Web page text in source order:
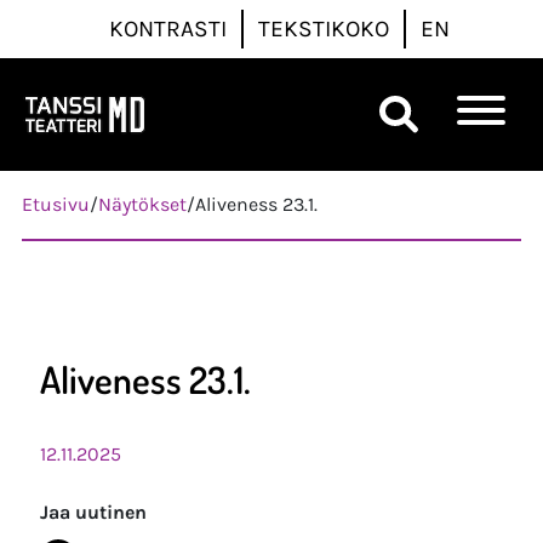
KONTRASTI TEKSTIKOKO EN
Päävalikko
Etusivu/Näytökset/Aliveness 23.1.
Aliveness 23.1.
12.11.2025
Jaa uutinen